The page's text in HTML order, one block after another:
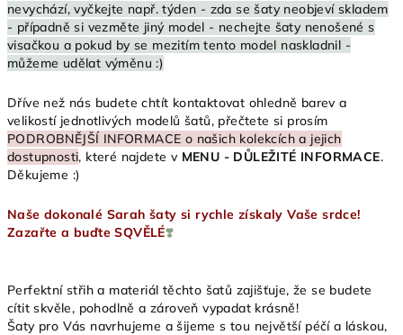
nevychází, vyčkejte např. týden - zda se šaty neobjeví skladem
- případně si vezměte jiný model - nechejte šaty nenošené s
visačkou a pokud by se mezitím tento model naskladnil -
můžeme udělat výměnu :)
Dříve než nás budete chtít kontaktovat ohledně barev a
velikostí jednotlivých modelů šatů, přečtete si prosím
PODROBNĚJŠÍ INFORMACE o našich kolekcích a jejich
dostupnosti, které najdete v MENU - DŮLEŽITÉ INFORMACE.
Děkujeme :)
Naše dokonalé Sarah šaty si rychle získaly Vaše srdce!
Zazařte a buďte SQVĚLÉ❣️
Perfektní střih a materiál těchto šatů zajišťuje, že se budete
cítit skvěle, pohodlně a zároveň vypadat krásně!
Šaty pro Vás navrhujeme a šijeme s tou největší péčí a láskou,